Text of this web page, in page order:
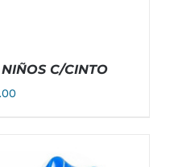
C/CINTO